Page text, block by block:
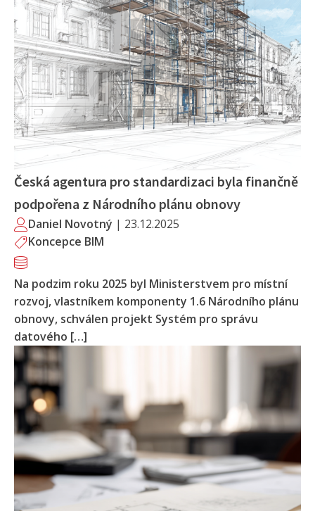
Česká agentura pro standardizaci byla finančně
podpořena z Národního plánu obnovy
Daniel Novotný | 23.12.2025
Koncepce BIM
Na podzim roku 2025 byl Ministerstvem pro místní
rozvoj, vlastníkem komponenty 1.6 Národního plánu
obnovy, schválen projekt Systém pro správu
datového […]